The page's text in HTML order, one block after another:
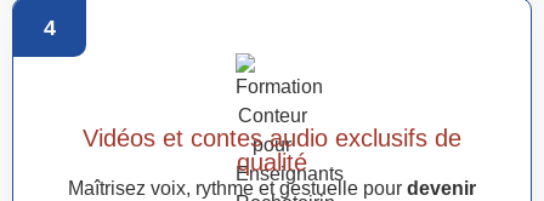
4
Vidéos et contes audio exclusifs de
qualité
Maîtrisez voix, rythme et gestuelle pour devenir